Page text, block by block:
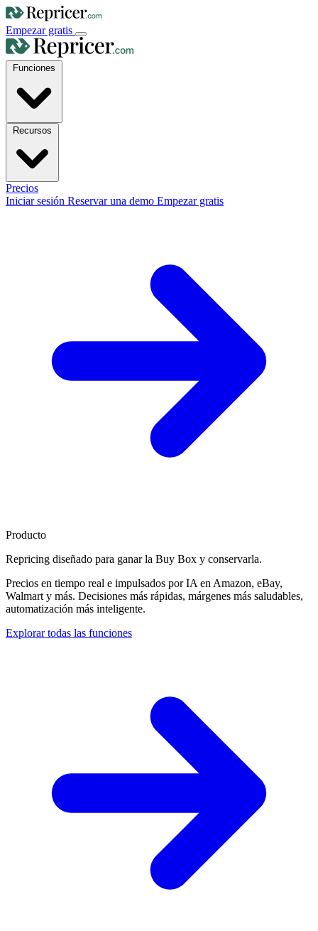
Empezar gratis
Precios
Iniciar sesión Reservar una demo Empezar gratis
Producto
Repricing diseñado para ganar la Buy Box y conservarla.
Precios en tiempo real e impulsados por IA en Amazon, eBay,
Walmart y más. Decisiones más rápidas, márgenes más saludables,
automatización más inteligente.
Explorar todas las funciones